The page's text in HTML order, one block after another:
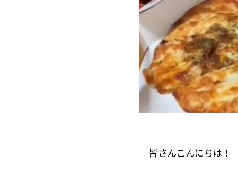
皆さんこんにちは！